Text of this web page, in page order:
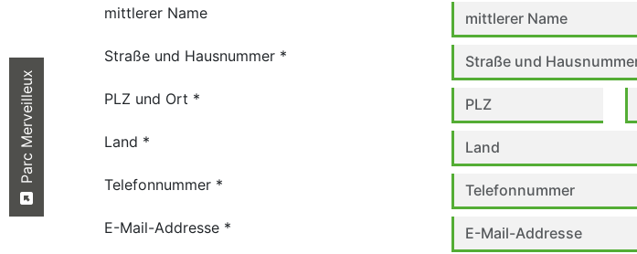
mittlerer Name
Straße und Hausnummer *
PLZ und Ort *
Land *
Telefonnummer *
E-Mail-Addresse *
Parc Merveilleux